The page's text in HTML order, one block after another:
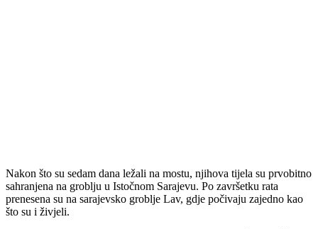
Nakon što su sedam dana ležali na mostu, njihova tijela su prvobitno
sahranjena na groblju u Istočnom Sarajevu. Po završetku rata
prenesena su na sarajevsko groblje Lav, gdje počivaju zajedno kao
što su i živjeli.